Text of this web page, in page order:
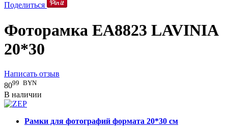
Поделиться
Фоторамка EA8823 LAVINIA
20*30
Написать отзыв
8099 BYN
В наличии
Рамки для фотографий формата 20*30 см